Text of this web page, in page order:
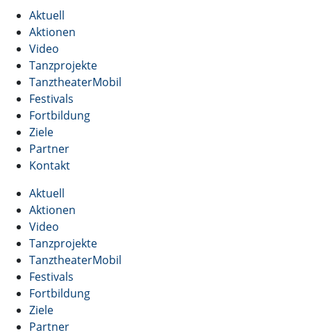
Aktuell
Aktionen
Video
Tanzprojekte
TanztheaterMobil
Festivals
Fortbildung
Ziele
Partner
Kontakt
Aktuell
Aktionen
Video
Tanzprojekte
TanztheaterMobil
Festivals
Fortbildung
Ziele
Partner